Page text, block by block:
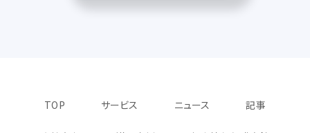
TOP サービス ニュース 記事